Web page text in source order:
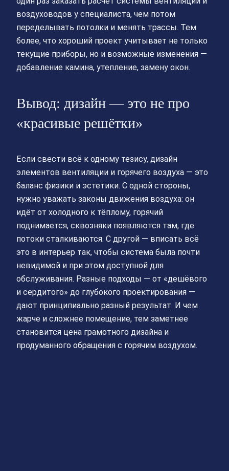
воздуховодов у специалиста, чем потом
переделывать потолки и менять трассы. Тем
более, что хороший проект учитывает не только
текущие приборы, но и возможные изменения —
добавление камина, утепление, замену окон.
Вывод: дизайн — это не про
«красивые решётки»
Если свести всё к одному тезису, дизайн
элементов вентиляции и горячего воздуха — это
баланс физики и эстетики. С одной стороны,
нужно уважать законы движения воздуха: он
идёт от холодного к тёплому, горячий
поднимается, сквозняки появляются там, где
потоки сталкиваются. С другой — вписать всё
это в интерьер так, чтобы система была почти
невидимой и при этом доступной для
обслуживания. Разные подходы — от «дешёвого
и сердитого» до глубокого проектирования —
дают принципиально разный результат. И чем
жарче и сложнее помещение, тем заметнее
становится цена грамотного дизайна и
продуманного обращения с горячим воздухом.